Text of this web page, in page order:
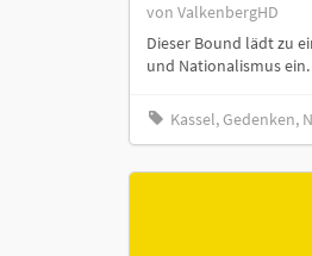
von ValkenbergHD
Dieser Bound lädt zu
und Nationalismus ein.
Kassel, Gedenken,